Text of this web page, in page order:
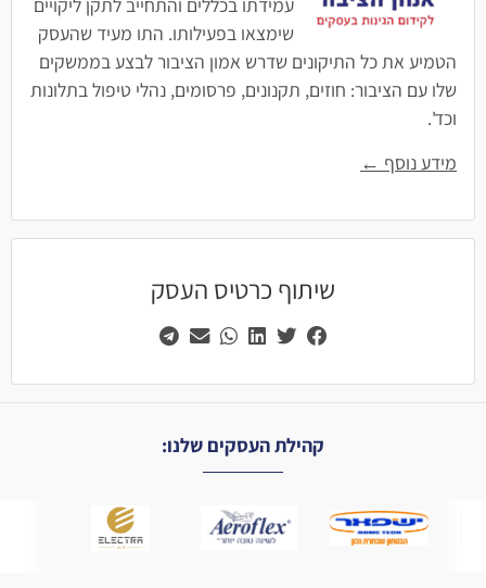
שימצאו בפעילותו. התו מעיד שהעסק
הטמיע את כל התיקונים שדרש אמון הציבור לבצע בממשקים
שלו עם הציבור: חוזים, תקנונים, פרסומים, נהלי טיפול בתלונות
וכד'.
מידע נוסף ←
שיתוף כרטיס העסק
קהילת העסקים שלנו: